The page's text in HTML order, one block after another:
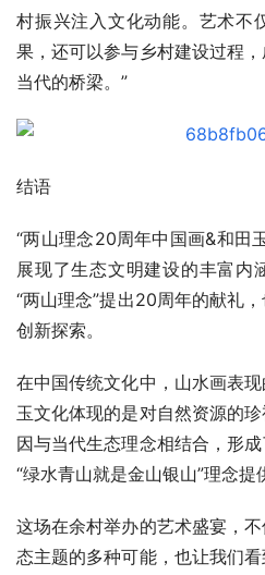
村振兴注入文化动能。艺术不
果，还可以参与乡村建设过程
当代的桥梁。”
结语
“两山理念20周年中国画&和田
展现了生态文明建设的丰富内
“两山理念”提出20周年的献礼
创新探索。
在中国传统文化中，山水画表
玉文化体现的是对自然资源的
因与当代生态理念相结合，形
“绿水青山就是金山银山”理念提
这场在余村举办的艺术盛宴，
态主题的多种可能，也让我们